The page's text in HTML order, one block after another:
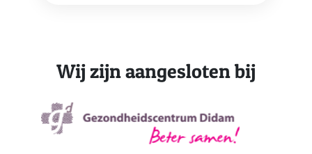
Wij zijn aangesloten bij